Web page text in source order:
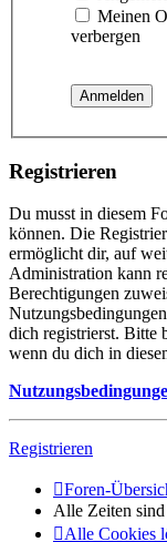
Meinen
verbergen
Registrieren
Du musst in diesem
können. Die
ermöglicht dir, auf
Administration kann
Berechtigungen
dich registrierst. Bitte
wenn du dich in
Registrieren
Foren-
Alle Zeiten sind
Alle Cookies